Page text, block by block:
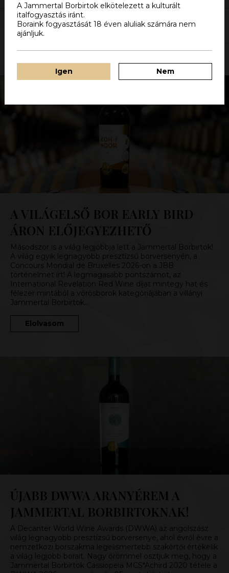
LEGFRISSEBB BEJEGYZÉSEK
A VILÁGELSŐ BOR EARLY BIRD
ÁRON ELŐJEGYEZHETŐ
Másodszor is a világ legjobbja lett a Jammertal Borbirtok!
A világ egyik legnagyobb presztízsű borversenyén, a
Concours Mondial de Bruxelles 2026-on a JBB
történelmet írt! A legmagasabb pontszámot, az
International Revelation Red Wine díjat mintegy hat és
félezer mintából a vörösborok kategóriájában a villányi
Jammertal Borbirtok…
Elolvasom
ÚJABB DWWA ARANYÉREM A
JAMMERTAL BORBIRTOKNAK!
A Decanter World Wine Awards (DWWA) az angolszász
világ legnagyobb presztízsű borversenye, ahol évről évre a
nemzetközi borszakma legelismertebb szakértői értékelik
a világ legjobb borait. Nagy örömmel osztjuk meg, hogy a
Jammertal Borbirtok Cassiopeia MCS*Achird 2020 tétele a
A Jammertal Borbirtok elkötelezett a kulturált
italfogyasztás iránt.
Boraink fogyasztását 18 éven aluliak számára nem
ajánljuk.
Igen Nem